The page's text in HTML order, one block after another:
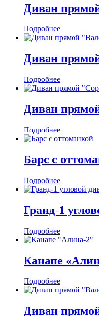
Диван
Подробнее
Диван
Подробнее
Диван
Подробнее
Барс с
Подробнее
Гранд-1
Подробнее
Канапе
Подробнее
Диван